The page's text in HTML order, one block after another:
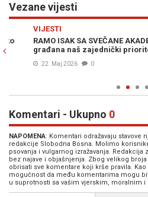
Vezane vijesti
VIJESTI
RAMO ISAK SA SVEČANE
građana naš zajednički prioritet"
22. Maj 2026 0
Komentari - Ukupno 0
NAPOMENA: Komentari odražavaju stavove
redakcije Slobodna Bosna. Molimo
psovanja i vulgarnog izražavanja. Redakcija
bez najave i objašnjenja. Zbog velikog
obrisati sve komentare koji krše pravila.
mogućnost da među komentarima mogu
u suprotnosti sa vašim vjerskim, moralnim